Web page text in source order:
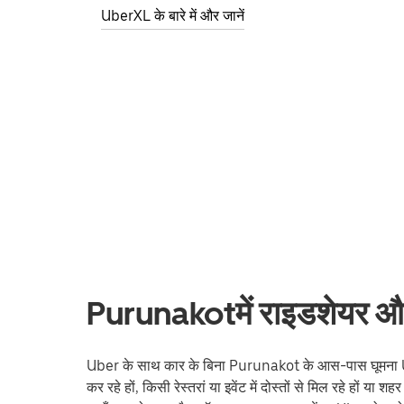
UberXL के बारे में और जानें
Purunakotमें राइडशेयर
Uber के साथ कार के बिना Purunakot के आस-पास घूमना
कर रहे हों, किसी रेस्तरां या इवेंट में दोस्तों से मिल रहे हों या